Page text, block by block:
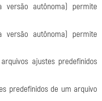
versão autônoma) permite
versão autônoma) permite
ajustes predefinidos
predefinidos de um arquivo